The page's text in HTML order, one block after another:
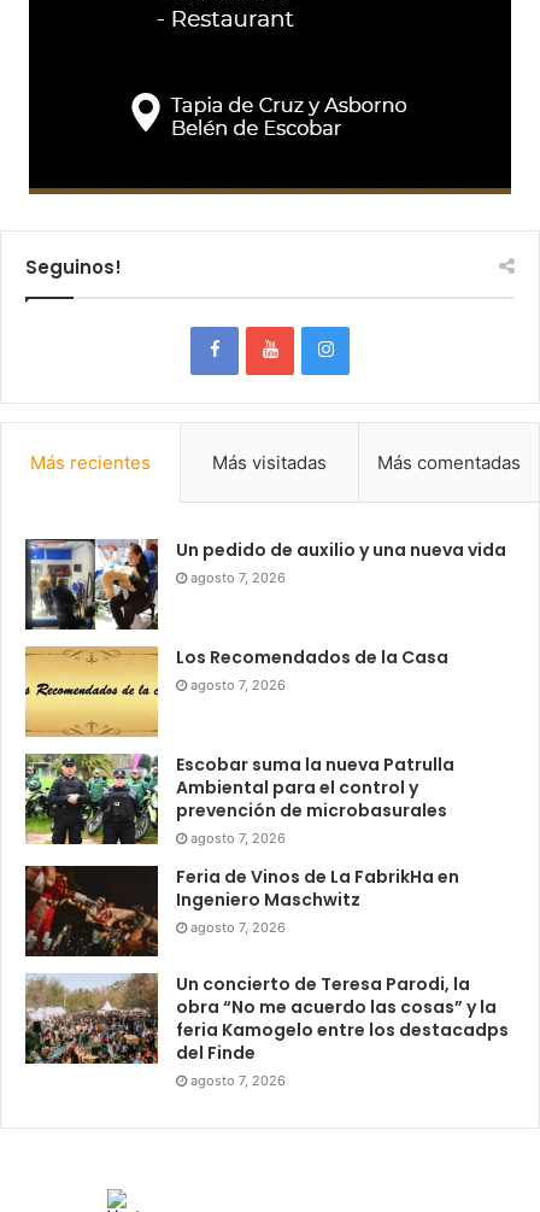
Seguinos!
Más recientes Más visitadas Más comentadas
Un pedido de auxilio y una nueva vida
agosto 7, 2026
Los Recomendados de la Casa
agosto 7, 2026
Escobar suma la nueva Patrulla
Ambiental para el control y
prevención de microbasurales
agosto 7, 2026
Feria de Vinos de La FabrikHa en
Ingeniero Maschwitz
agosto 7, 2026
Un concierto de Teresa Parodi, la
obra “No me acuerdo las cosas” y la
feria Kamogelo entre los destacadps
del Finde
agosto 7, 2026